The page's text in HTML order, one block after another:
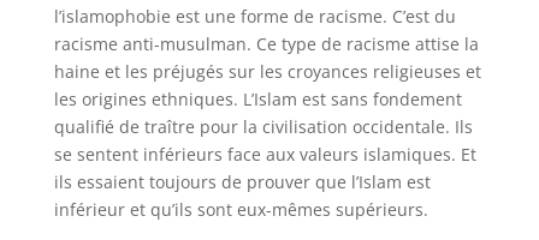
l’islamophobie est une forme de racisme. C’est du
racisme anti-musulman. Ce type de racisme attise la
haine et les préjugés sur les croyances religieuses et
les origines ethniques. L’Islam est sans fondement
qualifié de traître pour la civilisation occidentale. Ils
se sentent inférieurs face aux valeurs islamiques. Et
ils essaient toujours de prouver que l’Islam est
inférieur et qu’ils sont eux-mêmes supérieurs.